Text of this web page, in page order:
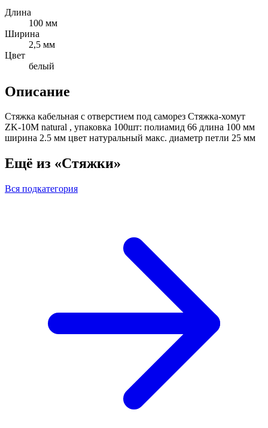
Длина
100 мм
Ширина
2,5 мм
Цвет
белый
Описание
Стяжка кабельная с отверстием под саморез Стяжка-хомут
ZK-10M natural , упаковка 100шт: полиамид 66 длина 100 мм
ширина 2.5 мм цвет натуральный макс. диаметр петли 25 мм
Ещё из «Стяжки»
Вся подкатегория